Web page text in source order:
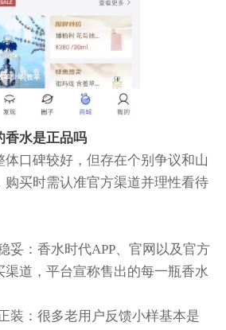
香水是正品吗
口碑较好，但存在个别争议和山
购买时需认准官方渠道并理性看待
妥‌：香水时代APP、官网以及官方
渠道，平台宣称售出的每一瓶香水
装‌：很多老用户反馈小样基本是